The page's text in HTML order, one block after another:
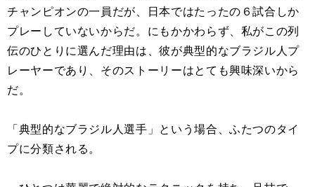
チャンピオンの一員だが、日本ではたったの６試合しか
プレーしていないからだ。にもかかわらず、私がこの列
伝のひとりに選んだ理由は、彼が典型的なブラジル人プ
レーヤーであり、そのストーリーはとても興味深いから
だ。
「典型的なブラジル人選手」という場合、ふたつのタイ
プに分類される。